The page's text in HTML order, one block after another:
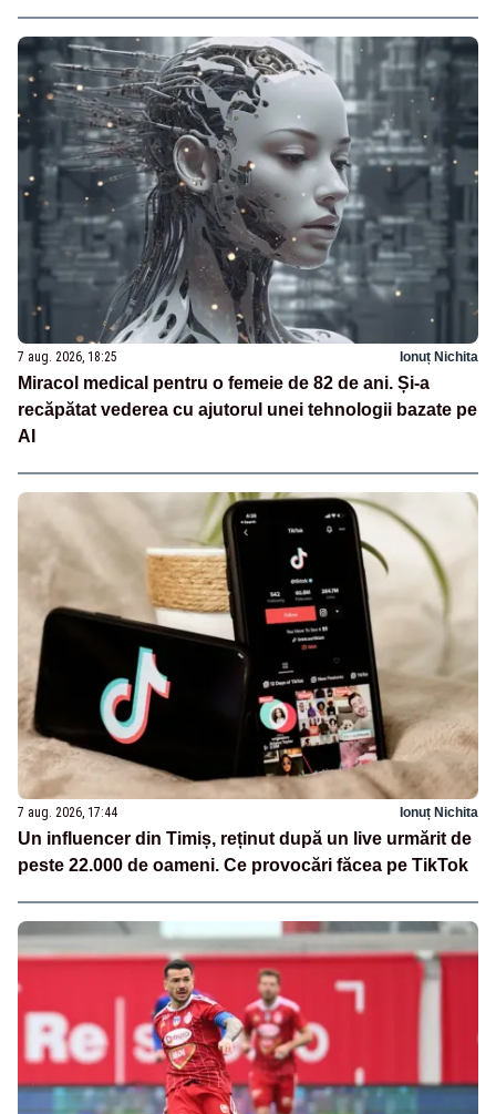
7 aug. 2026, 18:25 Ionuț Nichita
Miracol medical pentru o femeie de 82 de ani. Și-a
recăpătat vederea cu ajutorul unei tehnologii bazate pe
AI
7 aug. 2026, 17:44 Ionuț Nichita
Un influencer din Timiș, reținut după un live urmărit de
peste 22.000 de oameni. Ce provocări făcea pe TikTok